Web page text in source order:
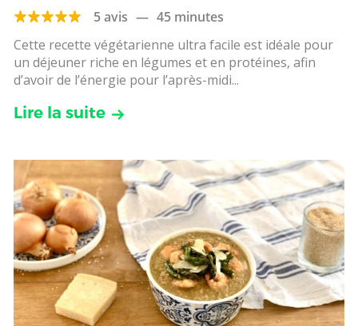
5 avis — 45 minutes
Cette recette végétarienne ultra facile est idéale pour
un déjeuner riche en légumes et en protéines, afin
d’avoir de l’énergie pour l’après-midi...
Lire la suite